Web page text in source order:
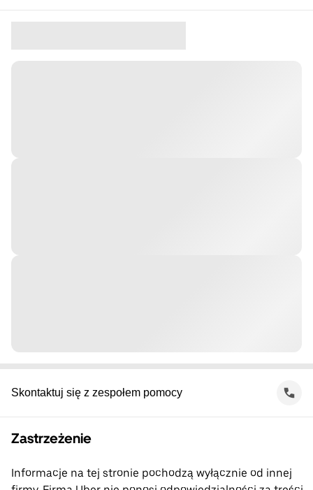
Skontaktuj się z zespołem pomocy
Zastrzeżenie
Informacje na tej stronie pochodzą wyłącznie od innej